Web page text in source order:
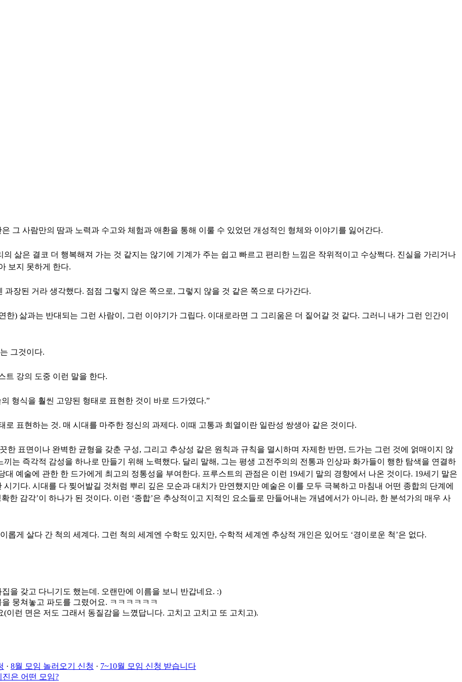
그 사람만의 땀과 노력과 수고와 체험과 애환을 통해 이룰 수 있었던 개성적인 형체와 이야기를 잃어간다.
삶은 결코 더 행복해져 가는 것 같지는 않기에 기계가 주는 쉽고 빠르고 편리한 느낌은 작위적이고 수상쩍다. 진실을 가리거나
보지 못하게 한다.
장된 거라 생각했다. 점점 그렇지 않은 쪽으로, 그렇지 않을 것 같은 쪽으로 다가간다.
) 삶과는 반대되는 그런 사람이, 그런 이야기가 그립다. 이대로라면 그 그리움은 더 짙어갈 것 같다. 그러니 내가 그런 인간이
그것이다.
트 강의 도중 이런 말을 한다.
형식을 훨씬 고양된 형태로 표현한 것이 바로 드가였다.”
표현하는 것. 매 시대를 마주한 정신의 과제다. 이때 고통과 희열이란 일란성 쌍생아 같은 것이다.
한 표면이나 완벽한 균형을 갖춘 구성, 그리고 추상성 같은 원칙과 규칙을 멸시하며 자제한 반면, 드가는 그런 것에 얽매이지 않
는 즉각적 감성을 하나로 만들기 위해 노력했다. 달리 말해, 그는 평생 고전주의의 전통과 인상파 화가들이 행한 탐색을 연결하
예술에 관한 한 드가에게 최고의 정통성을 부여한다. 프루스트의 관점은 이런 19세기 말의 경향에서 나온 것이다. 19세기 말은
기다. 시대를 다 찢어발길 것처럼 뿌리 깊은 모순과 대치가 만연했지만 예술은 이를 모두 극복하고 마침내 어떤 종합의 단계에
한 감각’이 하나가 된 것이다. 이런 ‘종합’은 추상적이고 지적인 요소들로 만들어내는 개념에서가 아니라, 한 분석가의 매우 사
롭게 살다 간 척의 세계다. 그런 척의 세계엔 수학도 있지만, 수학적 세계엔 추상적 개인은 있어도 ‘경이로운 척’은 없다.
을 갖고 다니기도 했는데. 오랜만에 이름을 보니 반갑네요. :)
뭉쳐놓고 파도를 그렸어요. ㅋㅋㅋㅋㅋㅋ
런 면은 저도 그래서 동질감을 느꼈답니다. 고치고 고치고 또 고치고).
· 8월 모임 놀러오기 신청 · 7~10월 모임 신청 받습니다
진은 어떤 모임?